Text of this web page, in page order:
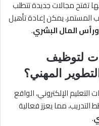
تفتح مجالات جديدة تتطلب
المستمر، يمكن إعادة تأهيل
ورأس المال البشري.
لتوظيف
المهني؟
الإلكتروني، الواقع
التدريب، مما يعزز فعالية
.